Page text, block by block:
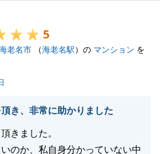
閉じる
5
老名市 （海老名駅）の マンション を
き、非常に助かりました
きました。
のか、私自身分かっていない中